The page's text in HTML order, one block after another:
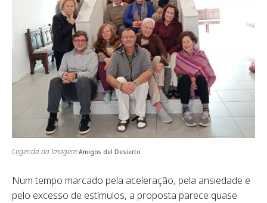
Legenda da Imagem:Amigos del Desierto
Num tempo marcado pela aceleração, pela ansiedade e
pelo excesso de estímulos, a proposta parece quase